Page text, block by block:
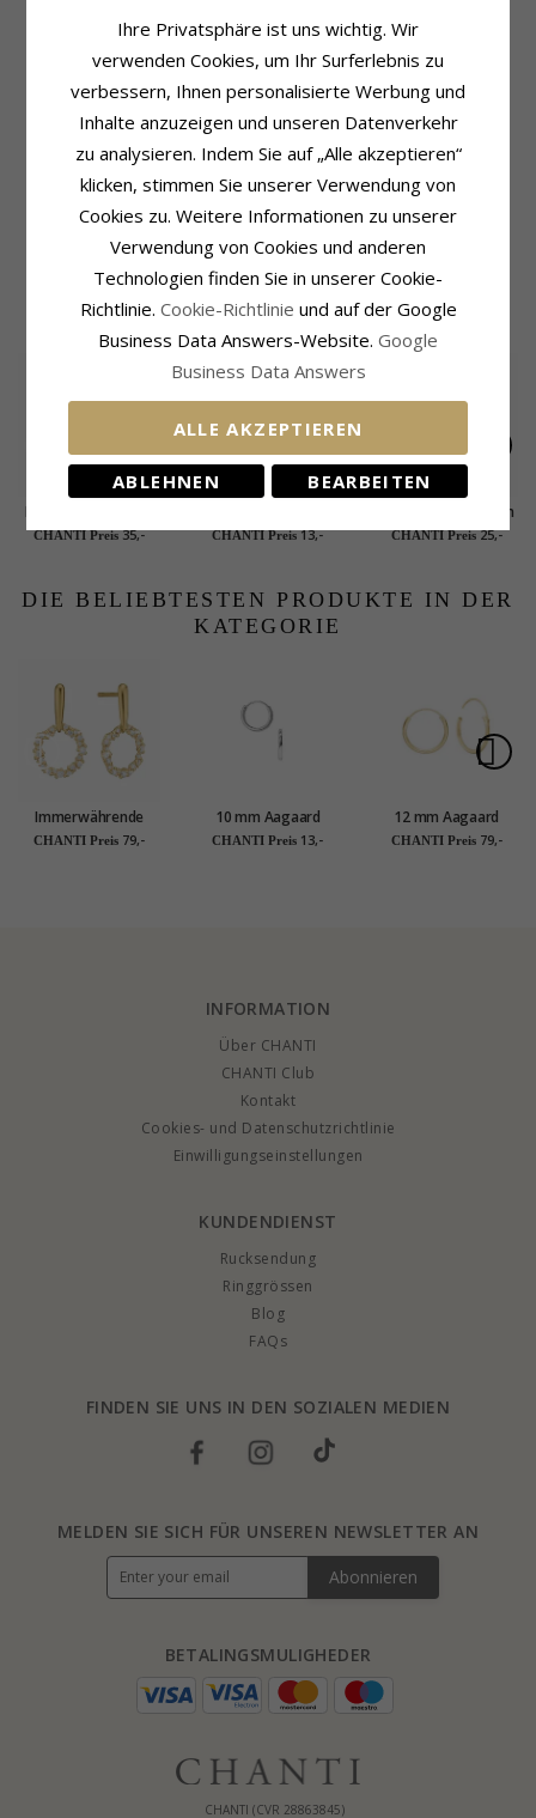
VERWANDTE PRODUKTE
Design Ohrringe in
Silber weißen
Zirkonen
CHANTI Preis 22,-
KUNDEN KAUFTEN AUCH
Blumen Zirkon Ring
aus Silber
CHANTI Preis 35,-
Ohrringe in Silber
CHANTI Preis 13,-
Hufeisen Ohrringe in
Silber - Little Ones
CHANTI Preis 25,-
DIE BELIEBTESTEN PRODUKTE IN DER
KATEGORIE
Immerwährende
Liebe Aagaard
CHANTI Preis 79,-
10 mm Aagaard
runden Kreole in
CHANTI Preis 13,-
12 mm Aagaard
Kreole in 8 Karat Gold
CHANTI Preis 79,-
INFORMATION
Über CHANTI
CHANTI Club
Kontakt
Cookies- und Datenschutzrichtlinie
Einwilligungseinstellungen
KUNDENDIENST
Rucksendung
Ringgrössen
Blog
FAQs
FINDEN SIE UNS IN DEN SOZIALEN MEDIEN
CHANTI (CVR 28863845)
BETALINGSMULIGHEDER
MELDEN SIE SICH FÜR UNSEREN NEWSLETTER AN
Abonnieren
Ihre Privatsphäre ist uns wichtig. Wir
verwenden Cookies, um Ihr Surferlebnis zu
verbessern, Ihnen personalisierte Werbung und
Inhalte anzuzeigen und unseren Datenverkehr
zu analysieren. Indem Sie auf „Alle akzeptieren“
klicken, stimmen Sie unserer Verwendung von
Cookies zu. Weitere Informationen zu unserer
Verwendung von Cookies und anderen
Technologien finden Sie in unserer Cookie-
Richtlinie. Cookie-Richtlinie und auf der Google
Business Data Answers-Website. Google
Business Data Answers
ALLE AKZEPTIEREN
ABLEHNEN BEARBEITEN